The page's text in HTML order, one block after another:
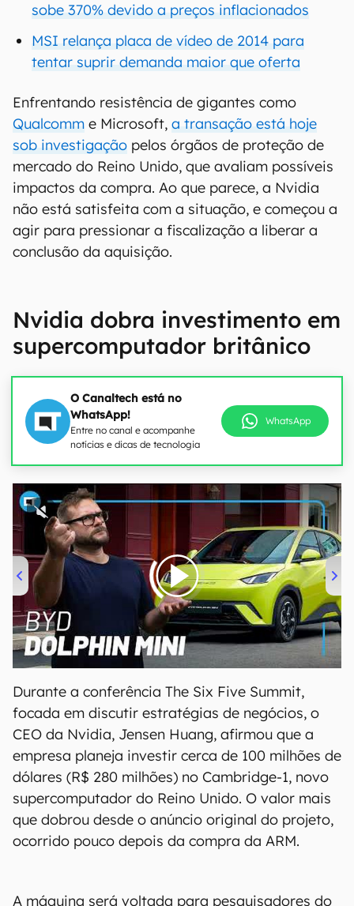
sobe 370% devido a preços inflacionados
MSI relança placa de vídeo de 2014 para
tentar suprir demanda maior que oferta
Enfrentando resistência de gigantes como
Qualcomm e Microsoft, a transação está hoje
sob investigação pelos órgãos de proteção de
mercado do Reino Unido, que avaliam possíveis
impactos da compra. Ao que parece, a Nvidia
não está satisfeita com a situação, e começou a
agir para pressionar a fiscalização a liberar a
conclusão da aquisição.
Nvidia dobra investimento em
supercomputador britânico
O Canaltech está no
WhatsApp!
Entre no canal e acompanhe
notícias e dicas de tecnologia
WhatsApp
00:00/04:07
Durante a conferência The Six Five Summit,
focada em discutir estratégias de negócios, o
CEO da Nvidia, Jensen Huang, afirmou que a
empresa planeja investir cerca de 100 milhões de
dólares (R$ 280 milhões) no Cambridge-1, novo
supercomputador do Reino Unido. O valor mais
que dobrou desde o anúncio original do projeto,
ocorrido pouco depois da compra da ARM.
A máquina será voltada para pesquisadores do